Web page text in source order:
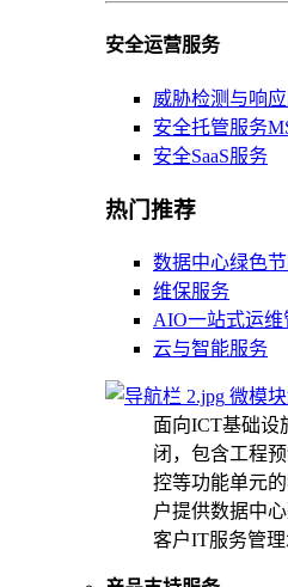
安全运营服务
威胁检测与响
安全托管服务
安全SaaS服务
热门推荐
数据中心绿色
维保服务
AIO一站式运维
云与智能服务
微模
面向ICT基础设
闭，包含工程
控等功能单元
户提供数据中
客户IT服务管理